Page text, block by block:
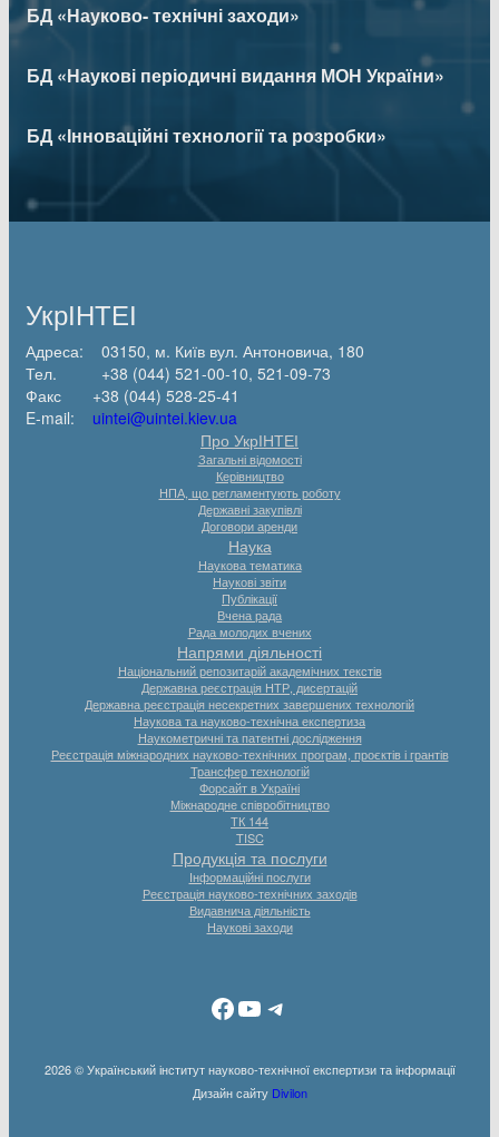
БД «Науково- технічні заходи»
БД «Наукові періодичні видання МОН України»
БД «Інноваційні технології та розробки»
УкрІНТЕІ
Адреса: 03150, м. Київ вул. Антоновича, 180
Тел. +38 (044) 521-00-10, 521-09-73
Факс +38 (044) 528-25-41
E-mail: uintei@uintei.kiev.ua
Про УкрІНТЕІ
Загальні відомості
Керівництво
НПА, що регламентують роботу
Державні закупівлі
Договори аренди
Наука
Наукова тематика
Наукові звіти
Публікації
Вчена рада
Рада молодих вчених
Напрями діяльності
Національний репозитарій академічних текстів
Державна реєстрація НТР, дисертацій
Державна реєстрація несекретних завершених технологій
Наукова та науково-технічна експертиза
Наукометричні та патентні дослідження
Реєстрація міжнародних науково-технічних програм, проєктів і грантів
Трансфер технологій
Форсайт в Україні
Міжнародне співробітництво
ТК 144
TISC
Продукція та послуги
Інформаційні послуги
Реєстрація науково-технічних заходів
Видавнича діяльність
Наукові заходи
Facebook YouTube Telegram
2026 © Український інститут науково-технічної експертизи та інформації
Дизайн сайту Divilon